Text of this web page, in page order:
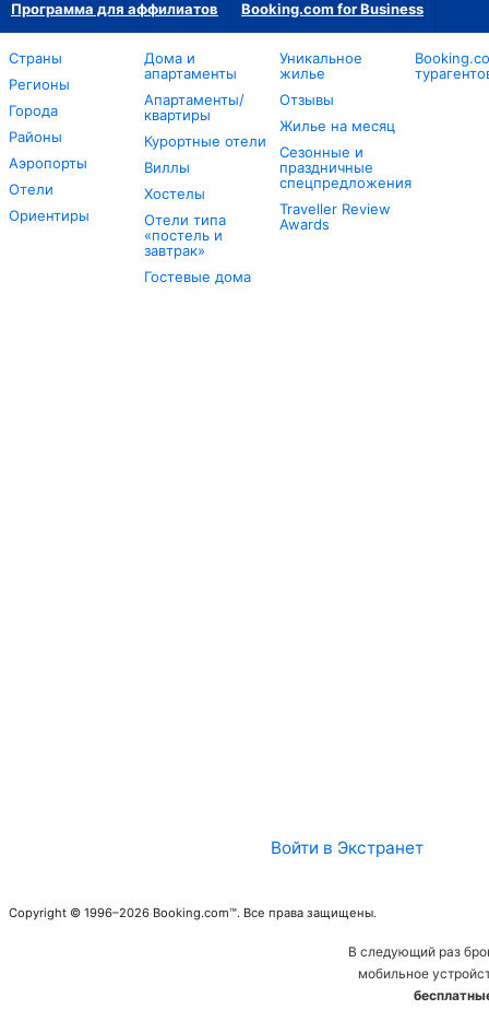
Программа для аффилиатов Booking.com for Business
Страны
Регионы
Города
Районы
Аэропорты
Отели
Ориентиры
Дома и
апартаменты
Апартаменты/
квартиры
Курортные отели
Виллы
Хостелы
Отели типа
«постель и
завтрак»
Гостевые дома
Уникальное
жилье
Отзывы
Жилье на месяц
Сезонные и
праздничные
спецпредложения
Traveller Review
Awards
Войти в Экстранет
Copyright © 1996–2026 Booking.com™. Все права защищены.
В следующий раз
мобильное